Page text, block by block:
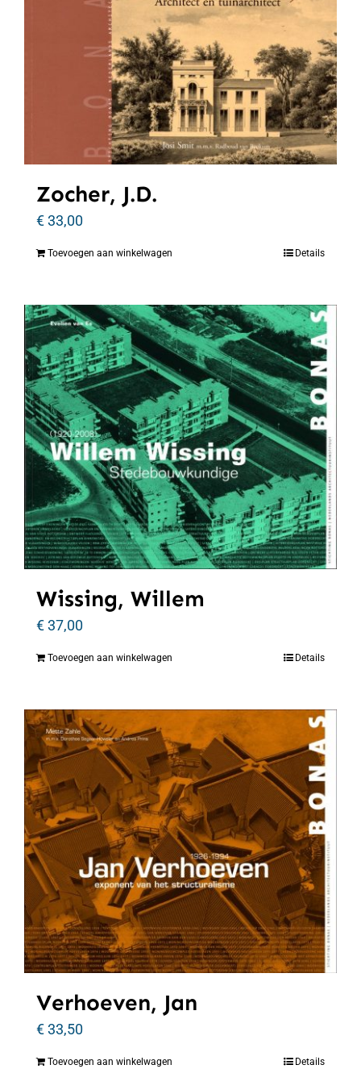
Zocher, J.D.
€33,00
Toevoegen aan winkelwagen Details
Wissing, Willem
€37,00
Toevoegen aan winkelwagen Details
Verhoeven, Jan
€33,50
Toevoegen aan winkelwagen Details